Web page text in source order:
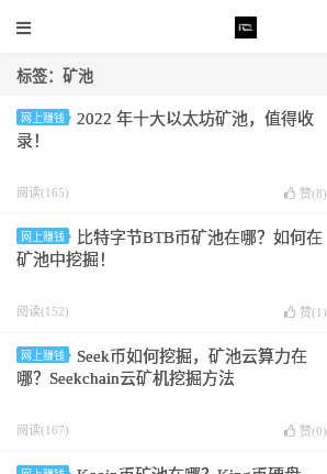
标签：矿池
网上赚钱
2022 年十大以太坊矿池，值得收
录！
阅读(165) 赞(8)
网上赚钱
比特字节BTB币矿池在哪？如何在
矿池中挖掘！
阅读(152) 赞(1 )
网上赚钱
Seek币如何挖掘，矿池云算力在
哪？Seekchain云矿机挖掘方法
阅读(167) 赞(0)